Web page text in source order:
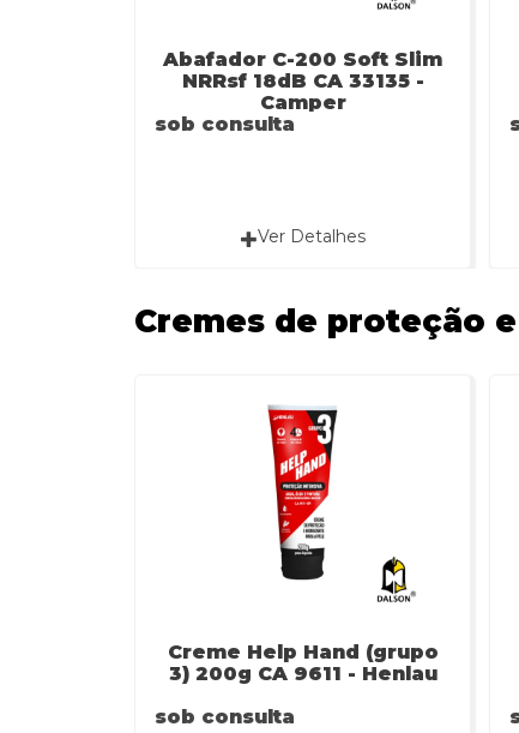
Abafador C-200 Soft Slim
NRRsf 18dB CA 33135 -
Camper
sob consulta
Ver Detalhes
Cremes de proteção
Creme Help Hand (grupo
3) 200g CA 9611 - Henlau
sob consulta